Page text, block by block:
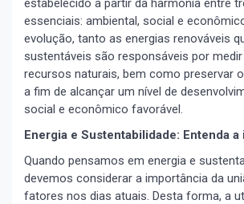
estabelecido a partir da harmonia entre
essenciais: ambiental, social e
evolução, tanto as energias renováveis
sustentáveis são responsáveis por
recursos naturais, bem como preservar
a fim de alcançar um nível de
social e econômico favorável.
Energia e Sustentabilidade: Entenda
Quando pensamos em energia e
devemos considerar a importância da
fatores nos dias atuais. Desta forma, a